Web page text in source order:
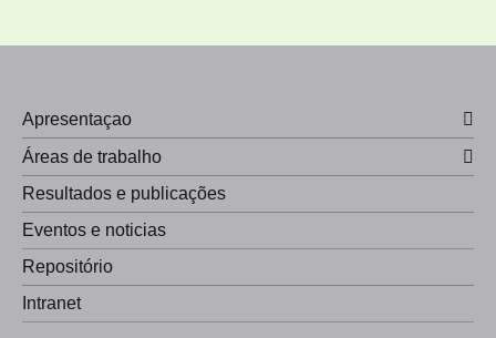
Apresentaçao
Áreas de trabalho
Resultados e publicações
Eventos e noticias
Repositório
Intranet
English